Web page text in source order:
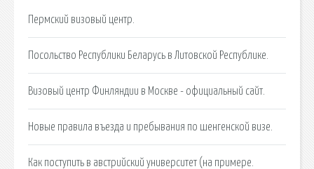
Пермский визовый центр.
Посольство Республики Беларусь в Литовской Республике.
Визовый центр Финляндии в Москве - официальный сайт.
Новые правила въезда и пребывания по шенгенской визе.
Как поступить в австрийский университет (на примере.